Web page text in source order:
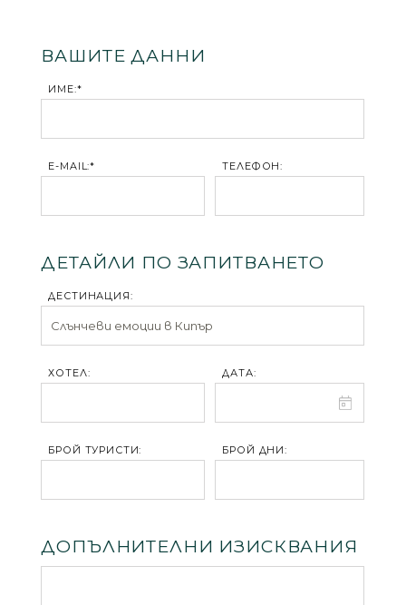
ВАШИТЕ ДАННИ
ИМЕ:*
E-MAIL:* ТЕЛЕФОН:
ДЕТАЙЛИ ПО ЗАПИТВАНЕТО
ДЕСТИНАЦИЯ:
ХОТЕЛ: ДАТА:
БРОЙ ТУРИСТИ: БРОЙ ДНИ:
ДОПЪЛНИТЕЛНИ ИЗИСКВАНИЯ